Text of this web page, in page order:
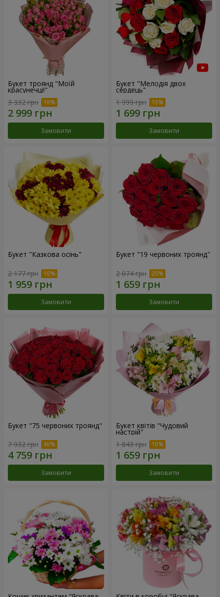
Букет троянд "Моїй
красунечці!"
3 332 грн
Замовити
Букет "Мелодія двох
сердець"
1 999 грн
Замовити
Букет "Казкова осінь"
2 177 грн
Замовити
Букет "19 червоних троянд"
2 074 грн
Замовити
Букет "75 червоних троянд"
7 932 грн
Замовити
Букет квітів "Чудовий
настрій"
1 843 грн
Замовити